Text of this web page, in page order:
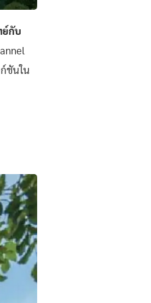
ย์กับ
ชันใน